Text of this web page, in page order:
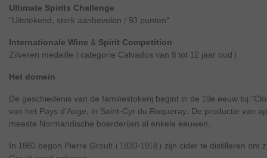
Ultimate Spirits Challenge
"Uitstekend, sterk aanbevolen / 93 punten"
Internationale Wine & Spirit Competition
Zilveren medaille (categorie Calvados van 8 tot 12 jaar oud)
Het domein
De geschiedenis van de familiestokerij begint in de 19e eeuw bij
van het Pays d'Auge, in Saint-Cyr du Roqueray. De productie van
meeste Normandische boerderijen al enkele eeuwen.
In 1860 begon Pierre Groult (1830-1918) zijn cider te distilleren